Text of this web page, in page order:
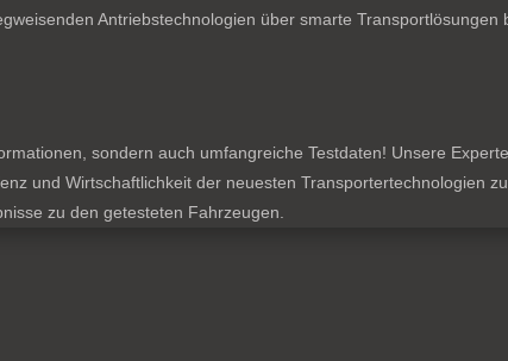
Antriebstechnologien über smarte
sondern auch umfangreiche Testdaten! Unsere
und Wirtschaftlichkeit der neuesten Transportertechnologien
zu den getesteten Fahrzeugen.